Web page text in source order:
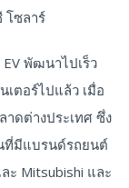
โซลาร์
พัฒนาไปเร็ว
ตอร์ไปแล้ว เมื่อ
าดต่างประเทศ ซึ่ง
ที่มีแบรนด์รถยนต์
ะ Mitsubishi และ